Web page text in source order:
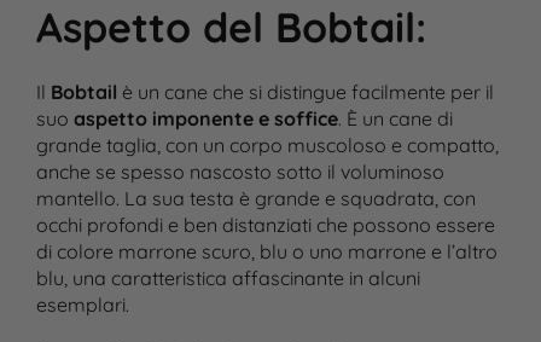
Aspetto del Bobtail:
Il Bobtail è un cane che si distingue facilmente per il
suo aspetto imponente e soffice. È un cane di
grande taglia, con un corpo muscoloso e compatto,
anche se spesso nascosto sotto il voluminoso
mantello. La sua testa è grande e squadrata, con
occhi profondi e ben distanziati che possono essere
di colore marrone scuro, blu o uno marrone e l’altro
blu, una caratteristica affascinante in alcuni
esemplari.